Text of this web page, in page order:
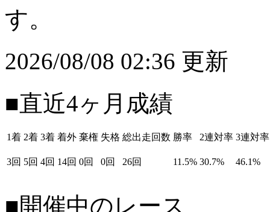
す。
2026/08/08 02:36 更新
■直近4ヶ月成績
1着 2着 3着 着外 棄権 失格 総出走回数 勝率 2連対率 3連対率
3回 5回 4回 14回 0回 0回 26回 11.5% 30.7% 46.1%
■開催中のレース